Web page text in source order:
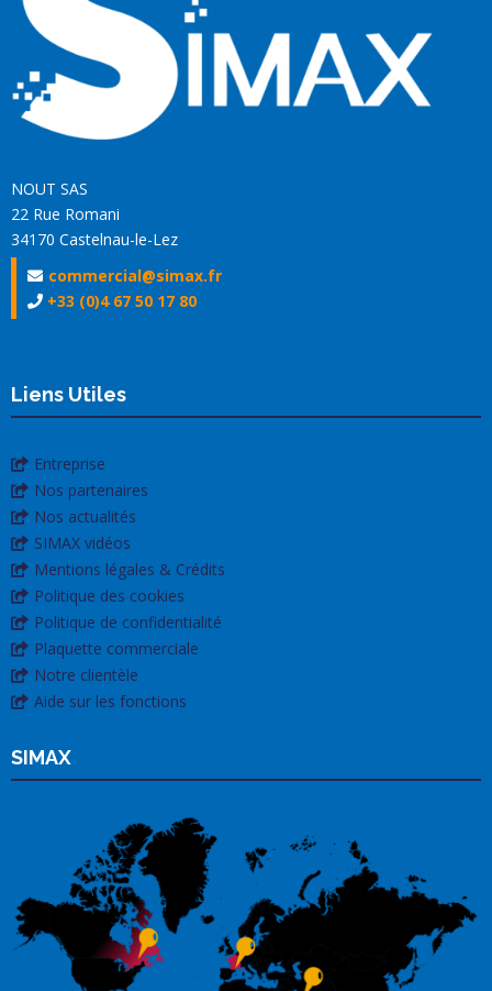
NOUT SAS
22 Rue Romani
34170 Castelnau-le-Lez
commercial@simax.fr
+33 (0)4 67 50 17 80
Liens Utiles
Entreprise
Nos partenaires
Nos actualités
SIMAX vidéos
Mentions légales & Crédits
Politique des cookies
Politique de confidentialité
Plaquette commerciale
Notre clientèle
Aide sur les fonctions
SIMAX